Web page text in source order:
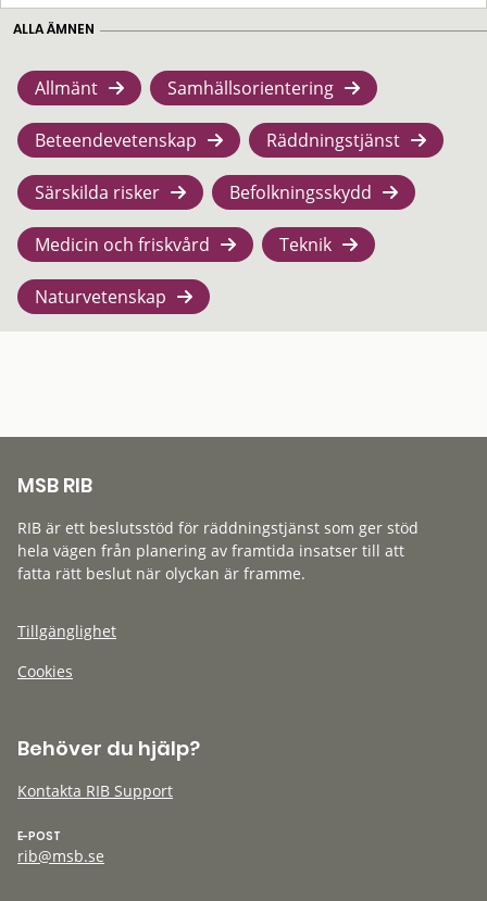
ALLA ÄMNEN
Allmänt Samhällsorientering
Beteendevetenskap Räddningstjänst
Särskilda risker Befolkningsskydd
Medicin och friskvård Teknik
Naturvetenskap
MSB RIB
RIB är ett beslutsstöd för räddningstjänst som ger stöd
hela vägen från planering av framtida insatser till att
fatta rätt beslut när olyckan är framme.
Tillgänglighet
Cookies
Behöver du hjälp?
Kontakta RIB Support
E-POST
rib@msb.se